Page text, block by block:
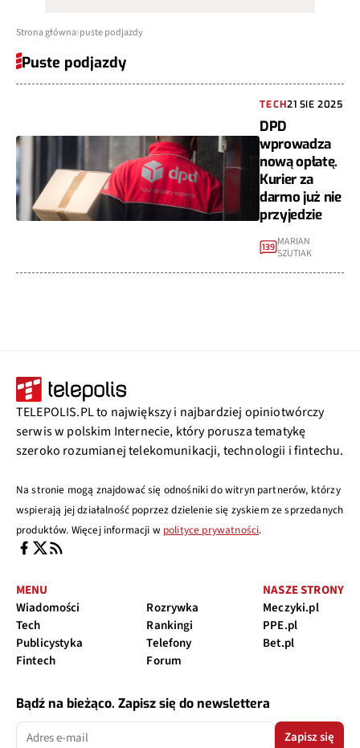
Strona główna puste podjazdy
Puste podjazdy
TECH21 SIE 2025
DPD
wprowadza
nową opłatę.
Kurier za
darmo już nie
przyjedzie
139 MARIAN
SZUTIAK
TELEPOLIS.PL to największy i najbardziej opiniotwórczy
serwis w polskim Internecie, który porusza tematykę
szeroko rozumianej telekomunikacji, technologii i fintechu.
Na stronie mogą znajdować się odnośniki do witryn partnerów, którzy
wspierają jej działalność poprzez dzielenie się zyskiem ze sprzedanych
produktów. Więcej informacji w polityce prywatności.
MENU
Wiadomości
Tech
Publicystyka
Fintech
Rozrywka
Rankingi
Telefony
Forum
NASZE STRONY
Meczyki.pl
PPE.pl
Bet.pl
Bądź na bieżąco. Zapisz się do newslettera
Zapisz się